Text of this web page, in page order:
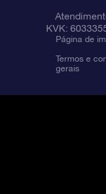
KVK:
Página de
Termos e
gerais